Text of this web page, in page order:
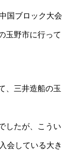
国ブロック大会
玉野市に行って
、三井造船の玉
したが、こうい
会している大き